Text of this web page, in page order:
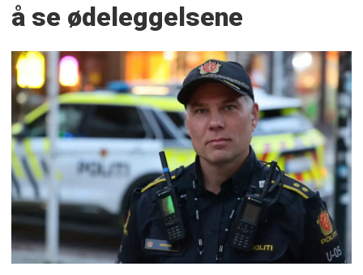
å se ødeleggelsene